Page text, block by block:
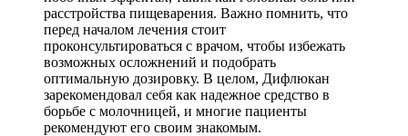
расстройства пищеварения. Важно помнить, что
перед началом лечения стоит
проконсультироваться с врачом, чтобы избежать
возможных осложнений и подобрать
оптимальную дозировку. В целом, Дифлюкан
зарекомендовал себя как надежное средство в
борьбе с молочницей, и многие пациенты
рекомендуют его своим знакомым.